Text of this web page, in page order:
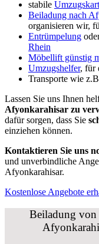
stabile
Beiladung nach
organisieren wir,
Entrümpelung
Rhein
Möbellift günstig
Umzugshelfer, für
Transporte wie
Lassen Sie uns Ihnen
Afyonkarahisar zu
dafür sorgen, dass Sie
einziehen können.
Kontaktieren Sie uns
und unverbindliche
Afyonkarahisar.
Kostenlose Angebote
Beiladung von